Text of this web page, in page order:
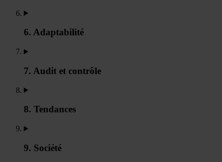
6. Adaptabilité
7. Audit et contrôle
8. Tendances
9. Société